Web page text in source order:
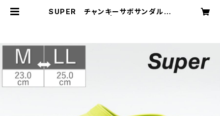
SUPER チャンキーサボサンダル